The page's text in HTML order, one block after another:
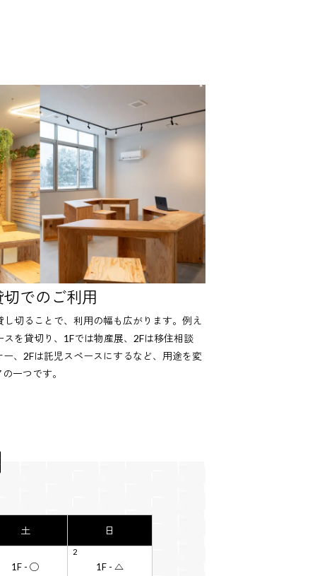
でのご利用
し切ることで、利用の幅も広がります。例え
スを貸切り、1Fでは物産展、2Fは移住相談
、2Fは託児スペースにするなど、用途を変
一つです。
土 日
1F - ◯
2
1F - △
土 日
1F - ◯
6
1F - △